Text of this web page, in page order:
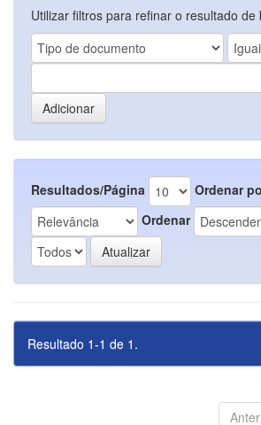
Utilizar filtros para refinar o resultado de
Resultados/Página
Ordenar
Ordenar
Resultado 1-1 de 1.